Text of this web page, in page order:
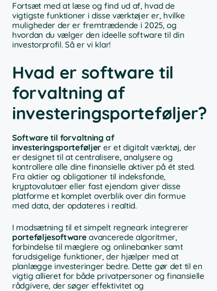
Fortsæt med at læse og find ud af, hvad de
vigtigste funktioner i disse værktøjer er, hvilke
muligheder der er fremtrædende i 2025, og
hvordan du vælger den ideelle software til din
investorprofil. Så er vi klar!
Hvad er software til
forvaltning af
investeringsporteføljer?
Software til forvaltning af
investeringsporteføljer er et digitalt værktøj, der
er designet til at centralisere, analysere og
kontrollere alle dine finansielle aktiver på ét sted.
Fra aktier og obligationer til indeksfonde,
kryptovalutaer eller fast ejendom giver disse
platforme et komplet overblik over din formue
med data, der opdateres i realtid.
I modsætning til et simpelt regneark integrerer
porteføljesoftwareavancerede algoritmer,
forbindelse til mæglere og onlinebanker samt
forudsigelige funktioner, der hjælper med at
planlægge investeringer bedre. Dette gør det til en
vigtig allieret for både privatpersoner og finansielle
rådgivere, der søger effektivitet og